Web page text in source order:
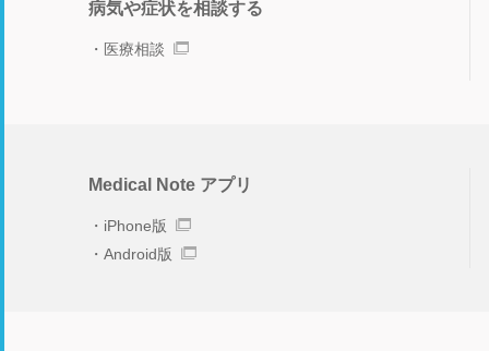
病気や症状を相談する
医療相談
Medical Note アプリ
iPhone版
Android版